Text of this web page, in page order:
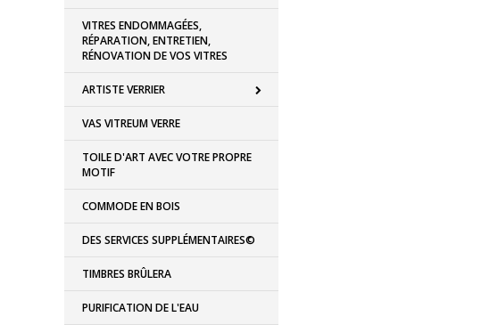
VITRES ENDOMMAGÉES,
RÉPARATION, ENTRETIEN,
RÉNOVATION DE VOS VITRES
ARTISTE VERRIER
VAS VITREUM VERRE
TOILE D'ART AVEC VOTRE PROPRE
MOTIF
COMMODE EN BOIS
DES SERVICES SUPPLÉMENTAIRES©
TIMBRES BRÛLERA
PURIFICATION DE L'EAU